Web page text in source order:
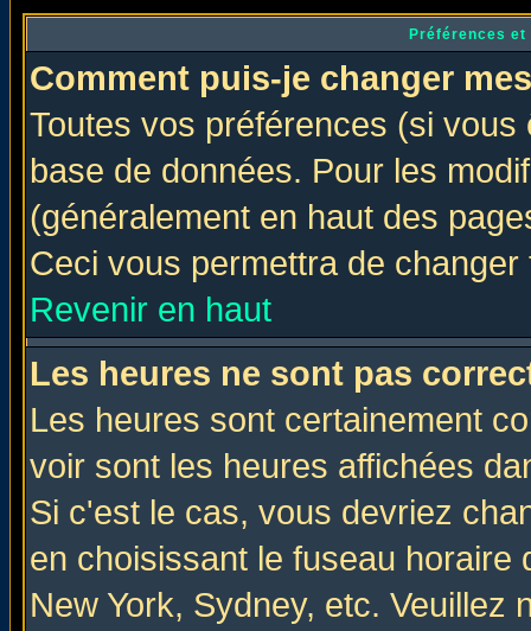
Préférences
Comment puis-je changer
Toutes vos préférences (si
base de données. Pour les
(généralement en haut des
Ceci vous permettra de
Revenir en haut
Les heures ne sont pas
Les heures sont certainement
voir sont les heures affichées
Si c'est le cas, vous devriez
en choisissant le fuseau
New York, Sydney, etc. Veuillez